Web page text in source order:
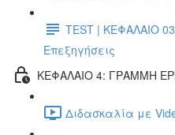
TEST | ΚΕΦΑΛΑΙΟ
Επεξηγήσεις
ΚΕΦΑΛΑΙΟ 4: ΓΡΑΜΜΗ
Διδασκαλία με